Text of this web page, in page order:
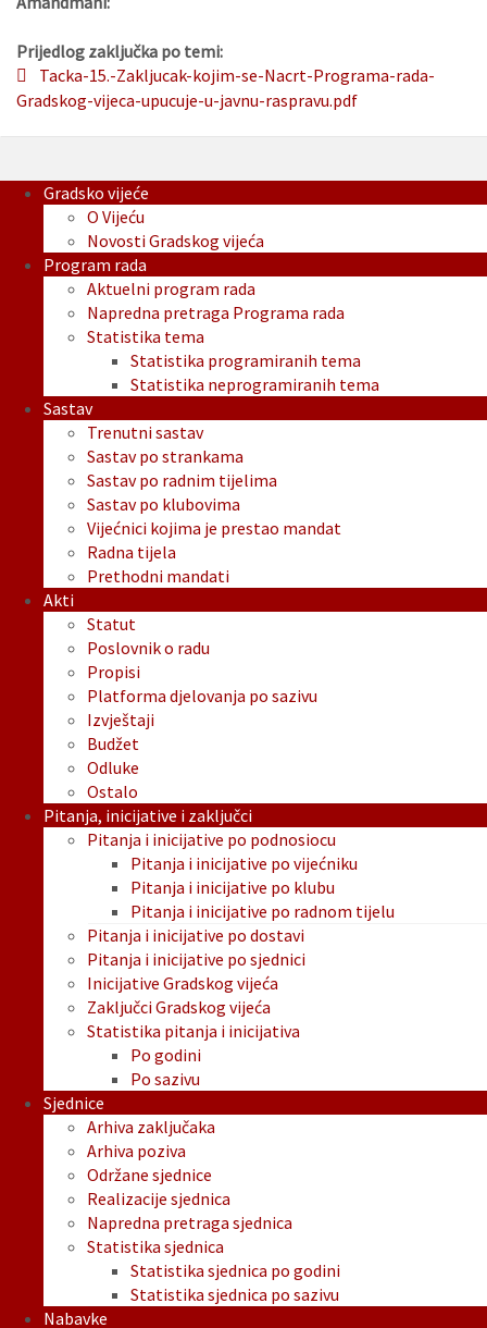
Prijedlog zaključka po temi:
Tacka-15.-Zakljucak-kojim-se-Nacrt-Programa-rada-
Gradskog-vijeca-upucuje-u-javnu-raspravu.pdf
Gradsko vijeće
O Vijeću
Novosti Gradskog vijeća
Program rada
Aktuelni program rada
Napredna pretraga Programa rada
Statistika tema
Statistika programiranih tema
Statistika neprogramiranih tema
Sastav
Trenutni sastav
Sastav po strankama
Sastav po radnim tijelima
Sastav po klubovima
Vijećnici kojima je prestao mandat
Radna tijela
Prethodni mandati
Akti
Statut
Poslovnik o radu
Propisi
Platforma djelovanja po sazivu
Izvještaji
Budžet
Odluke
Ostalo
Pitanja, inicijative i zaključci
Pitanja i inicijative po podnosiocu
Pitanja i inicijative po vijećniku
Pitanja i inicijative po klubu
Pitanja i inicijative po radnom tijelu
Pitanja i inicijative po dostavi
Pitanja i inicijative po sjednici
Inicijative Gradskog vijeća
Zaključci Gradskog vijeća
Statistika pitanja i inicijativa
Po godini
Po sazivu
Sjednice
Arhiva zaključaka
Arhiva poziva
Održane sjednice
Realizacije sjednica
Napredna pretraga sjednica
Statistika sjednica
Statistika sjednica po godini
Statistika sjednica po sazivu
Nabavke